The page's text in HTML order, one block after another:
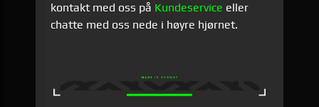
kontakt med oss på Kundeservice eller
chatte med oss nede i høyre hjørnet.